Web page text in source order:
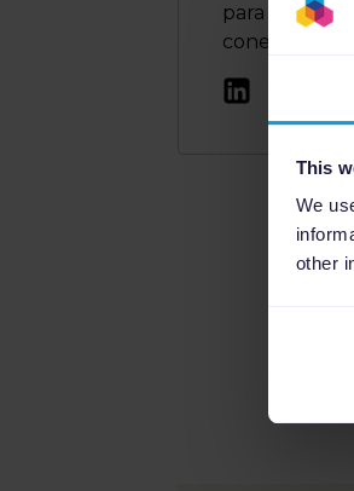
This
We
other
para no
conecta con
Leer